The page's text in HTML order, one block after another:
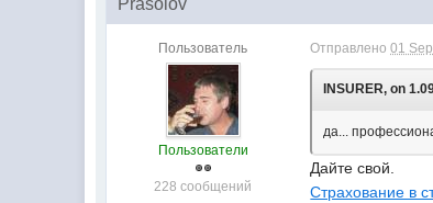
Prasolov
Пользователь
Пользователи
228 сообщений
Отправлено01
INSURER, on
да...
Дайте свой.
Страхование в